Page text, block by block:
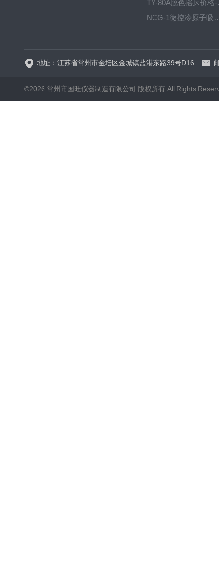
TY-
NCG-1微控冷
地址：江苏省常州市金坛区金城镇盐港东路39号D16
©2026 常州市国旺仪器制造有限公司 版权所有 All Rights